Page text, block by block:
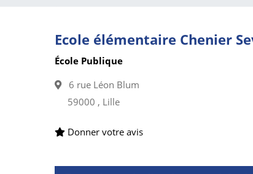
Ecole élémentaire Chenier
École Publique
6 rue Léon Blum
59000 , Lille
Donner votre avis